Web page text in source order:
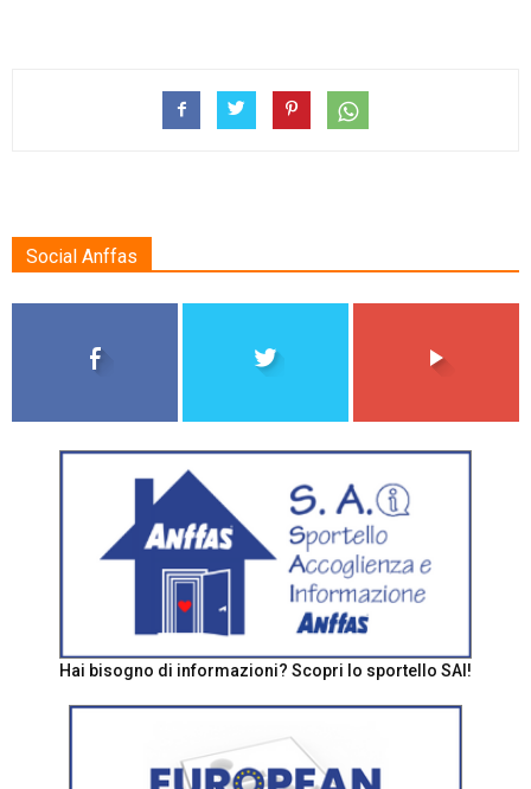
Social Anffas
Hai bisogno di informazioni? Scopri lo sportello SAI!